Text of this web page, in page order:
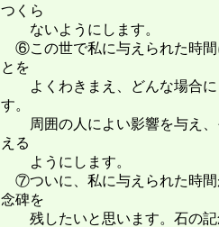
つくら
ないようにします。
⑥この世で私に与えられた時間
とを
よくわきまえ、どんな場合に
す。
周囲の人によい影響を与え、
える
ようにします。
⑦ついに、私に与えられた時間
念碑を
残したいと思います。石の記